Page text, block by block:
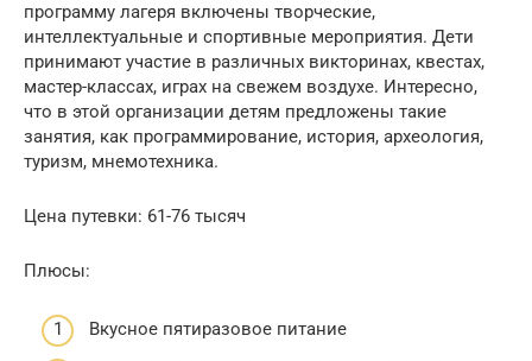
программу лагеря включены творческие,
интеллектуальные и спортивные мероприятия. Дети
принимают участие в различных викторинах, квестах,
мастер-классах, играх на свежем воздухе. Интересно,
что в этой организации детям предложены такие
занятия, как программирование, история, археология,
туризм, мнемотехника.
Цена путевки: 61-76 тысяч
Плюсы:
Вкусное пятиразовое питание